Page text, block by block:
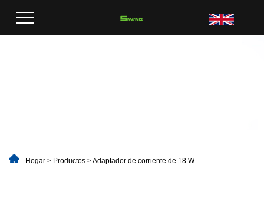
Hogar > Productos >Adaptador de corriente de 18 W